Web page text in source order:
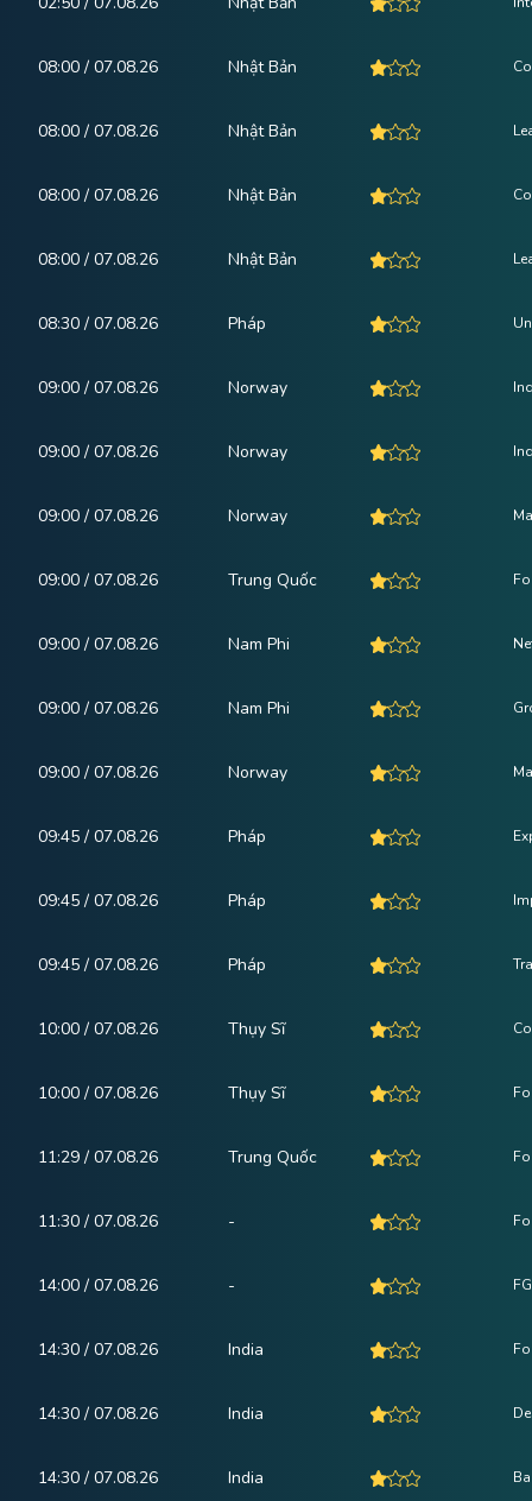
08:00 / 07.08.26 Nhật Bản
08:00 / 07.08.26 Nhật Bản
08:00 / 07.08.26 Nhật Bản
08:00 / 07.08.26 Nhật Bản
08:30 / 07.08.26 Pháp
09:00 / 07.08.26 Norway
09:00 / 07.08.26 Norway
09:00 / 07.08.26 Norway
09:00 / 07.08.26 Trung Quốc
09:00 / 07.08.26 Nam Phi
09:00 / 07.08.26 Nam Phi
09:00 / 07.08.26 Norway
09:45 / 07.08.26 Pháp
09:45 / 07.08.26 Pháp
09:45 / 07.08.26 Pháp
10:00 / 07.08.26 Thụy Sĩ
10:00 / 07.08.26 Thụy Sĩ
11:29 / 07.08.26 Trung Quốc
11:30 / 07.08.26 -
14:00 / 07.08.26 -
14:30 / 07.08.26 India
14:30 / 07.08.26 India
14:30 / 07.08.26 India